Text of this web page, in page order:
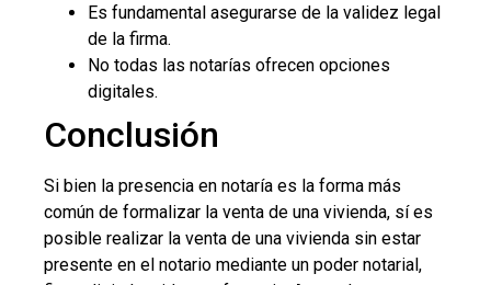
Es fundamental asegurarse de la validez legal
de la firma.
No todas las notarías ofrecen opciones
digitales.
Conclusión
Si bien la presencia en notaría es la forma más
común de formalizar la venta de una vivienda, sí es
posible realizar la venta de una vivienda sin estar
presente en el notario mediante un poder notarial,